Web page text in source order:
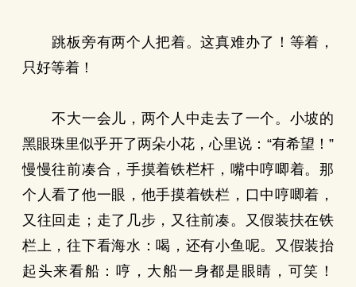
跳板旁有两个人把着。这真难办了！等着，
只好等着！
不大一会儿，两个人中走去了一个。小坡的
黑眼珠里似乎开了两朵小花，心里说：“有希望！”
慢慢往前凑合，手摸着铁栏杆，嘴中哼唧着。那
个人看了他一眼，他手摸着铁栏，口中哼唧着，
又往回走；走了几步，又往前凑。又假装扶在铁
栏上，往下看海水：喝，还有小鱼呢。又假装抬
起头来看船：哼，大船一身都是眼睛，可笑！